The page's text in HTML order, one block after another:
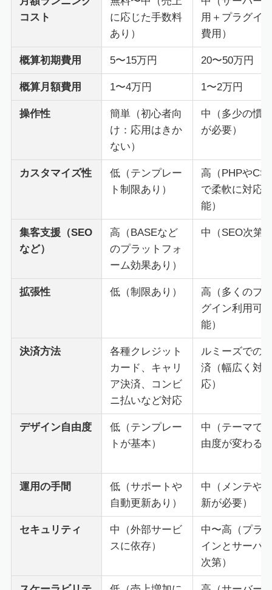
コスト
に応じた手数料
あり）
用＋プラグイ
費用）
概算初期費用 5〜15万円 20〜50万円
概算月額費用 1〜4万円 1〜2万円
操作性
簡単（初心者向
け：応用はきか
ない）
中（多少の慣
が必要）
カスタマイズ性
低（テンプレー
ト制限あり）
高（PHPや
で柔軟に対応
能）
集客支援（SEO
など）
高（BASEなど
のプラットフォ
ーム効果あり）
中（SEO次第
拡張性 低（制限あり）
高（多くのプ
グイン利用可
能）
決済方法
各種クレジット
カード、キャリ
ア決済、コンビ
ニ払いなど対応
ルミーズでの
済（幅広く対
応）
デザイン自由度
低（テンプレー
トが基本）
中（テーマで
由度が変わる
運用の手間
低（サポートや
自動更新あり）
中（メンテや
新が必要）
セキュリティ
中（外部サービ
スに依存）
中〜高（プラ
インとサーバ
次第）